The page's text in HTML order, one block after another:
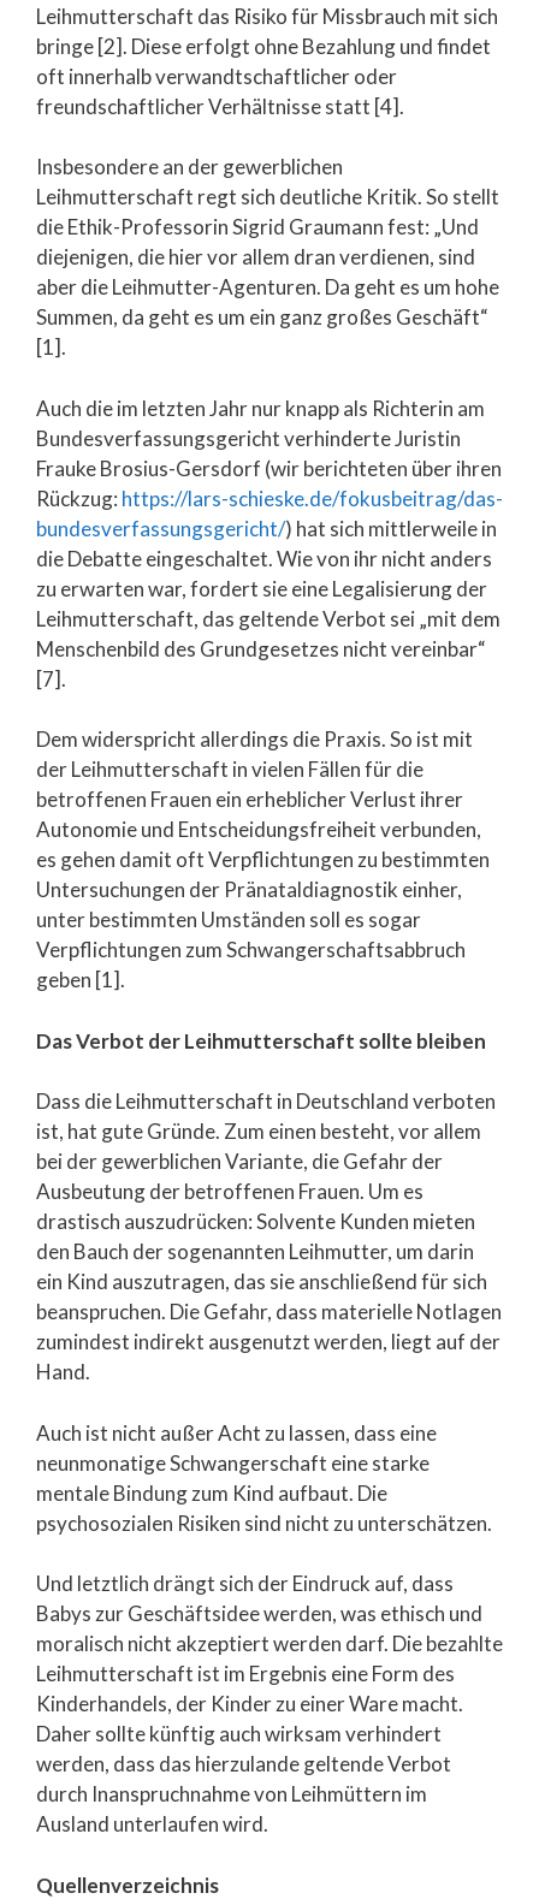
Leihmutterschaft das Risiko für Missbrauch mit sich
bringe [2]. Diese erfolgt ohne Bezahlung und findet
oft innerhalb verwandtschaftlicher oder
freundschaftlicher Verhältnisse statt [4].
Insbesondere an der gewerblichen
Leihmutterschaft regt sich deutliche Kritik. So stellt
die Ethik-Professorin Sigrid Graumann fest: „Und
diejenigen, die hier vor allem dran verdienen, sind
aber die Leihmutter-Agenturen. Da geht es um hohe
Summen, da geht es um ein ganz großes Geschäft“
[1].
Auch die im letzten Jahr nur knapp als Richterin am
Bundesverfassungsgericht verhinderte Juristin
Frauke Brosius-Gersdorf (wir berichteten über ihren
Rückzug: https://lars-schieske.de/fokusbeitrag/das-
bundesverfassungsgericht/) hat sich mittlerweile in
die Debatte eingeschaltet. Wie von ihr nicht anders
zu erwarten war, fordert sie eine Legalisierung der
Leihmutterschaft, das geltende Verbot sei „mit dem
Menschenbild des Grundgesetzes nicht vereinbar“
[7].
Dem widerspricht allerdings die Praxis. So ist mit
der Leihmutterschaft in vielen Fällen für die
betroffenen Frauen ein erheblicher Verlust ihrer
Autonomie und Entscheidungsfreiheit verbunden,
es gehen damit oft Verpflichtungen zu bestimmten
Untersuchungen der Pränataldiagnostik einher,
unter bestimmten Umständen soll es sogar
Verpflichtungen zum Schwangerschaftsabbruch
geben [1].
Das Verbot der Leihmutterschaft sollte bleiben
Dass die Leihmutterschaft in Deutschland verboten
ist, hat gute Gründe. Zum einen besteht, vor allem
bei der gewerblichen Variante, die Gefahr der
Ausbeutung der betroffenen Frauen. Um es
drastisch auszudrücken: Solvente Kunden mieten
den Bauch der sogenannten Leihmutter, um darin
ein Kind auszutragen, das sie anschließend für sich
beanspruchen. Die Gefahr, dass materielle Notlagen
zumindest indirekt ausgenutzt werden, liegt auf der
Hand.
Auch ist nicht außer Acht zu lassen, dass eine
neunmonatige Schwangerschaft eine starke
mentale Bindung zum Kind aufbaut. Die
psychosozialen Risiken sind nicht zu unterschätzen.
Und letztlich drängt sich der Eindruck auf, dass
Babys zur Geschäftsidee werden, was ethisch und
moralisch nicht akzeptiert werden darf. Die bezahlte
Leihmutterschaft ist im Ergebnis eine Form des
Kinderhandels, der Kinder zu einer Ware macht.
Daher sollte künftig auch wirksam verhindert
werden, dass das hierzulande geltende Verbot
durch Inanspruchnahme von Leihmüttern im
Ausland unterlaufen wird.
Quellenverzeichnis